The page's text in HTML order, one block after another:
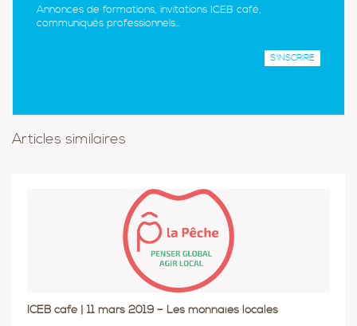
Annonces de formations, invitations ICEB café,
communiqués professionnels...
Articles similaires
ICEB café | 11 mars 2019 – Les monnaies locales